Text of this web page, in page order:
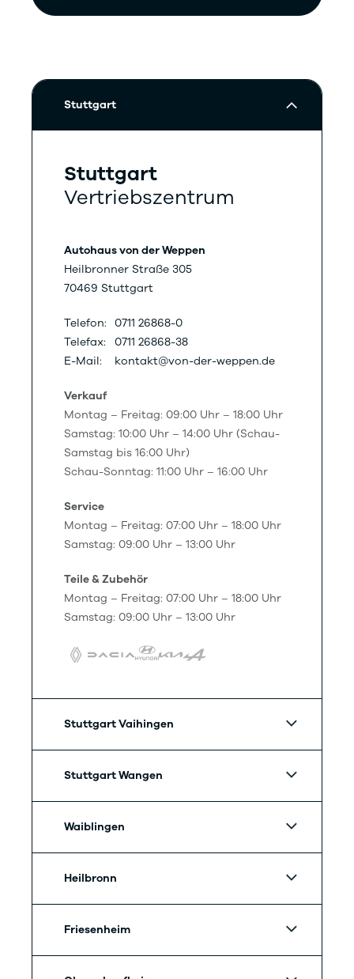
Stuttgart
Stuttgart
Vertriebszentrum
Autohaus von der Weppen
Heilbronner Straße 305
70469 Stuttgart
Telefon: 0711 26868-0
Telefax:
0711 26868-38
E-Mail:
kontakt@von-der-weppen.de
Verkauf
Montag – Freitag: 09:00 Uhr – 18:00 Uhr
Samstag: 10:00 Uhr – 14:00 Uhr (Schau-
Samstag bis 16:00 Uhr)
Schau-Sonntag: 11:00 Uhr – 16:00 Uhr
Service
Montag – Freitag: 07:00 Uhr – 18:00 Uhr
Samstag: 09:00 Uhr – 13:00 Uhr
Teile & Zubehör
Montag – Freitag: 07:00 Uhr – 18:00 Uhr
Samstag: 09:00 Uhr – 13:00 Uhr
Stuttgart Vaihingen
Stuttgart Wangen
Waiblingen
Heilbronn
Friesenheim